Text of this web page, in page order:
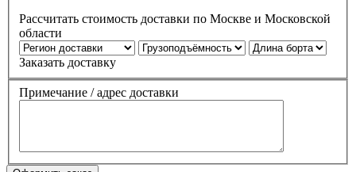
Рассчитать стоимость доставки по Москве и Московской
области
Заказать доставку
Примечание / адрес доставки